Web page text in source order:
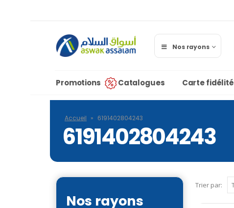
Nos rayons
Promotions Catalogues Carte fidélité
Accueil » 6191402804243
6191402804243
Trier par:
Nos rayons